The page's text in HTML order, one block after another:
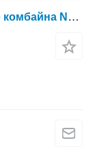
Гидроцилиндр для зерноуборочного комбайна New Holland TX36